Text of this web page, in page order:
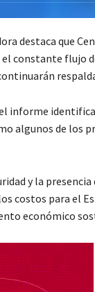
destaca que
constante flujo
informe
algunos de los
y la
costos para el
económico